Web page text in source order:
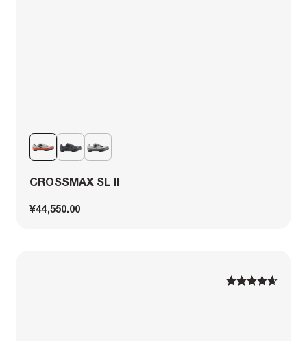
CROSSMAX SL II
¥44,550.00
1 2 3 4 5
1 2 3 4 5